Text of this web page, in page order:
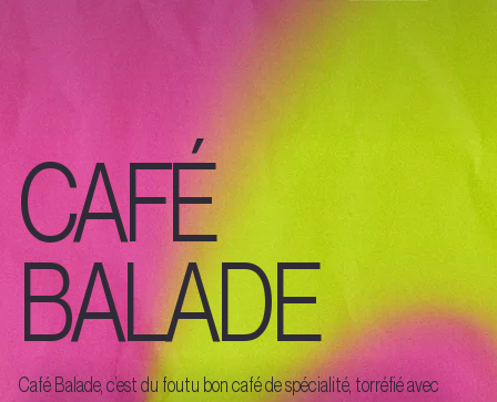
CAFÉ
BALADE
Café Balade, c’est du foutu bon café de spécialité, torréfié avec